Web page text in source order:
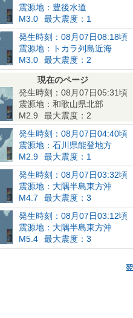
震源地：豊後水道
M3.0
最大震度：1
発生時刻：08月07日08:18頃
震源地：トカラ列島近海
M3.0
最大震度：2
現在のページ
発生時刻：08月07日05:31頃
震源地：和歌山県北部
M2.9
最大震度：2
発生時刻：08月07日04:40頃
震源地：石川県能登地方
M2.9
最大震度：1
発生時刻：08月07日03:32頃
震源地：大隅半島東方沖
M4.7
最大震度：3
発生時刻：08月07日03:12頃
震源地：大隅半島東方沖
M5.4
最大震度：3